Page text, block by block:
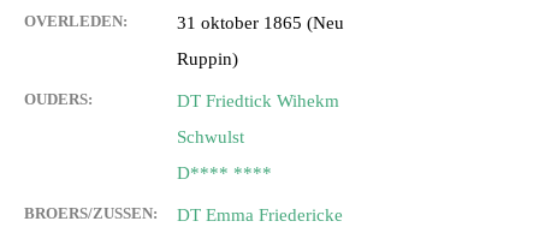
OVERLEDEN:
31 oktober 1865 (Neu
Ruppin)
OUDERS:
DT Friedtick Wihekm
Schwulst
D**** ****
BROERS/ZUSSEN:
DT Emma Friedericke